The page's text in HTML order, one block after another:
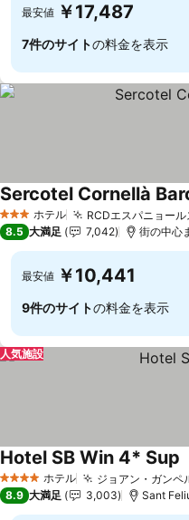
最安値 ￥17,487
7件のサイトの料金を表示
3 ホテルのランク
ホテル RCDエスパニョー
Sercotel Cornellà
8.5 大満足 7,042 街の中心
最安値 ￥10,441
9件のサイトの料金を表示
人気施設
4 ホテルのランク
ホテル ジョアン・ガンペ
Hotel SB Win 4* Sup
8.9 大満足 3,003 Sant